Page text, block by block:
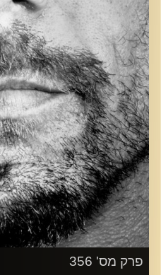
קרדיט תמונות: David Goehring
פרק מס' 356